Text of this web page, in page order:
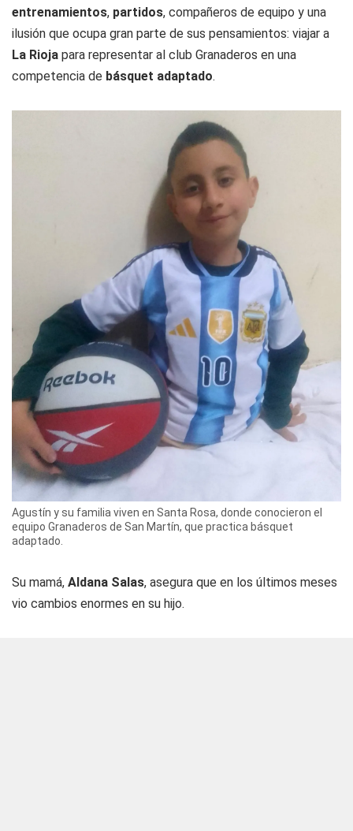
entrenamientos, partidos, compañeros de equipo y una
ilusión que ocupa gran parte de sus pensamientos: viajar a
La Rioja para representar al club Granaderos en una
competencia de básquet adaptado.
Agustín y su familia viven en Santa Rosa, donde conocieron el
equipo Granaderos de San Martín, que practica básquet
adaptado.
Su mamá, Aldana Salas, asegura que en los últimos meses
vio cambios enormes en su hijo.